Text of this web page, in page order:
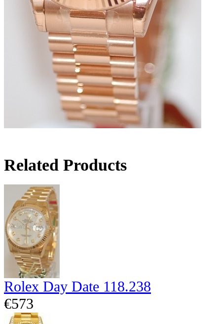
Related Products
Rolex Day Date 118.238
€573